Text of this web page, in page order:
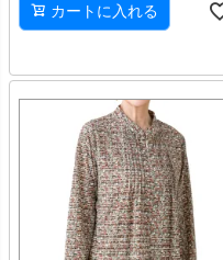
カートに入れる